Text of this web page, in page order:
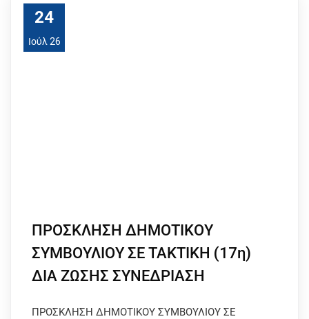
24
Ιούλ 26
ΠΡΟΣΚΛΗΣΗ ΔΗΜΟΤΙΚΟΥ
ΣΥΜΒΟΥΛΙΟΥ ΣΕ ΤΑΚΤΙΚΗ (17η)
ΔΙΑ ΖΩΣΗΣ ΣΥΝΕΔΡΙΑΣΗ
ΠΡΟΣΚΛΗΣΗ ΔΗΜΟΤΙΚΟΥ ΣΥΜΒΟΥΛΙΟΥ ΣΕ